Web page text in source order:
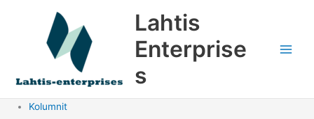
Lahtis
Enterprise
s
Kolumnit